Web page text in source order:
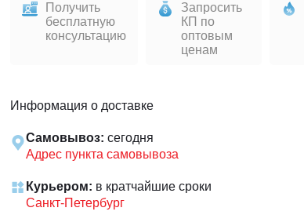
Получить
бесплатную
консультацию
Запросить
КП по
оптовым
ценам
Информация о доставке
Самовывоз: сегодня
Адрес пункта самовывоза
Курьером: в кратчайшие сроки
Санкт-Петербург